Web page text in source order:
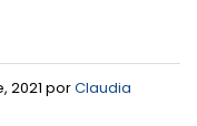
2021 porClaudia